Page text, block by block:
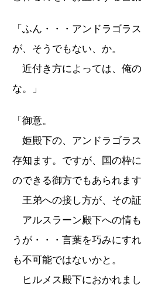
「ふん・・・アンドラゴラ
が、そうでもない、か。
近付き方によっては、俺
な。」
「御意。
姫殿下の、アンドラゴラ
存知ます。ですが、国の枠
のできる御方でもあられます
王弟への接し方が、その証
アルスラーン殿下への情
うが・・・言葉を巧みにす
も不可能ではないかと。
ヒルメス殿下におかれま